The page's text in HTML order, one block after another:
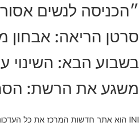
״הכניסה לנשים
סרטן הריאה: אבחון
בשבוע הבא: השינוי
משגע את הרשת:
INI הוא אתר חדשות המרכז את כל העדכונים החמים מהארץ בשלל תחומים. אנחנו מזמינים אתכם להתעדכן בחדשות היום, להאזין לפודקאסטים, ולקרוא מאמרי דעה.